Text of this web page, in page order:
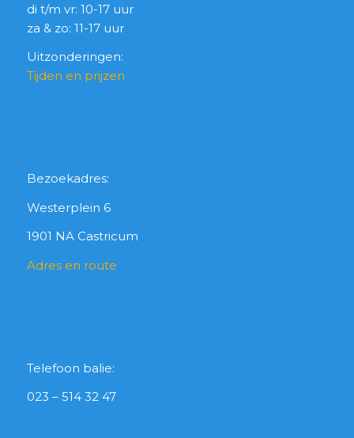
di t/m vr: 10-17 uur
za & zo: 11-17 uur
Uitzonderingen:
Tijden en prijzen
Bezoekadres:
Westerplein 6
1901 NA Castricum
Adres en route
Telefoon balie:
023 – 514 32 47